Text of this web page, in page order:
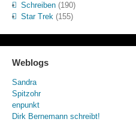
Schreiben(190)
Star Trek(155)
Weblogs
Sandra
Spitzohr
enpunkt
Dirk Bernemann schreibt!